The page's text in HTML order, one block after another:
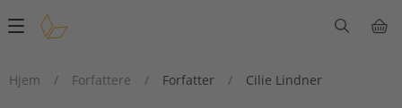
Main
Hjem
/ Forfattere / Forfatter / Cilie Lindner